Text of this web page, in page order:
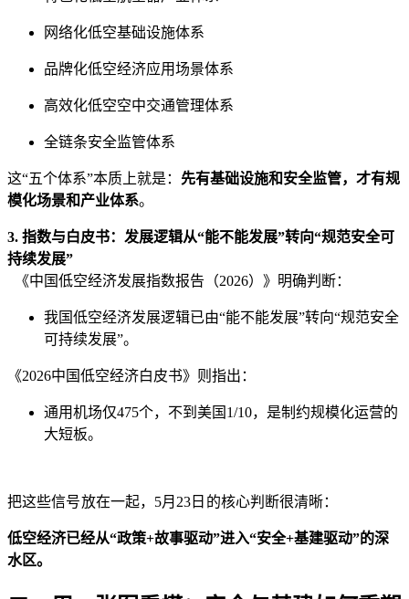
网络化低空基础设施体系
品牌化低空经济应用场景体系
高效化低空空中交通管理体系
全链条安全监管体系
这“五个体系”本质上就是： 先有基础设施和安全监管，才有规
模化场景和产业体系。
3. 指数与白皮书：发展逻辑从“能不能发展”转向“规范安全可
持续发展”
《中国低空经济发展指数报告（2026）》明确判断：
我国低空经济发展逻辑已由“能不能发展”转向“规范安全
可持续发展”。
《2026中国低空经济白皮书》则指出：
通用机场仅475个，不到美国1/10，是制约规模化运营的
大短板。
把这些信号放在一起，5月23日的核心判断很清晰：
低空经济已经从“政策+故事驱动”进入“安全+基建驱动”的深
水区。